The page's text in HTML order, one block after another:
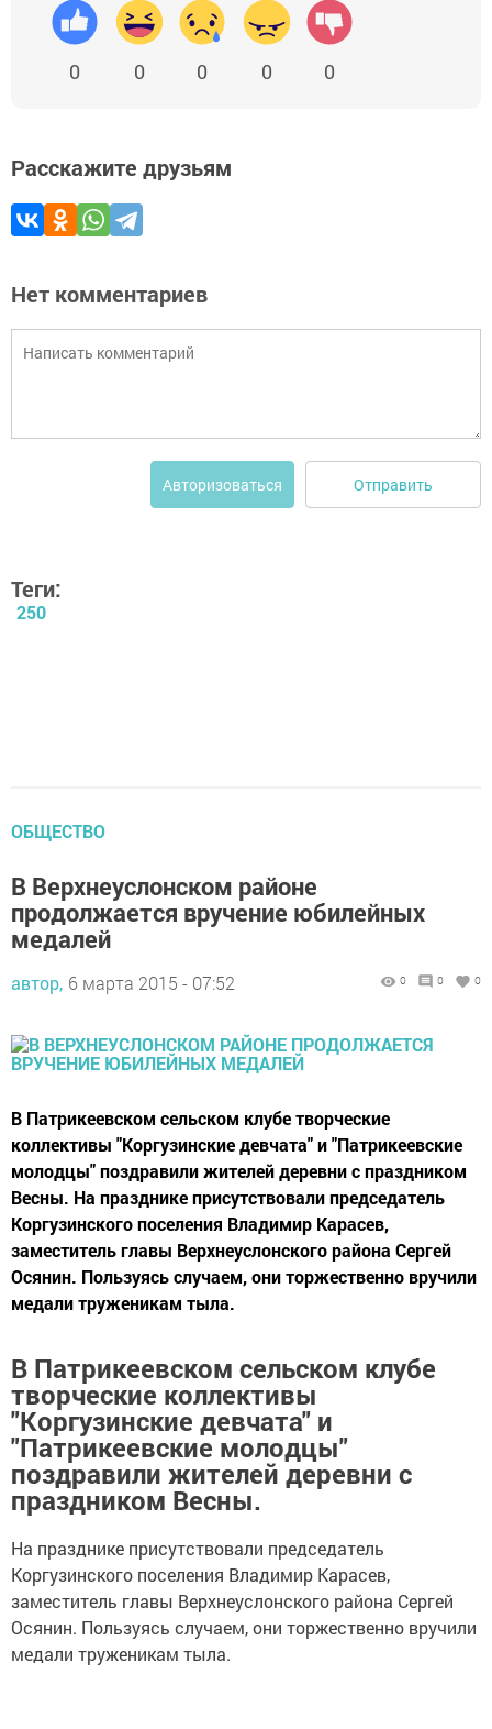
0 0 0 0 0
Расскажите друзьям
Нет комментариев
Авторизоваться Отправить
Теги:
250
ОБЩЕСТВО
В Верхнеуслонском районе
продолжается вручение юбилейных
медалей
автор, 6 марта 2015 - 07:52 0 0 0
В Патрикеевском сельском клубе творческие
коллективы "Коргузинские девчата" и "Патрикеевские
молодцы" поздравили жителей деревни с праздником
Весны. На празднике присутствовали председатель
Коргузинского поселения Владимир Карасев,
заместитель главы Верхнеуслонского района Сергей
Осянин. Пользуясь случаем, они торжественно вручили
медали труженикам тыла.
В Патрикеевском сельском клубе
творческие коллективы
"Коргузинские девчата" и
"Патрикеевские молодцы"
поздравили жителей деревни с
праздником Весны.
На празднике присутствовали председатель
Коргузинского поселения Владимир Карасев,
заместитель главы Верхнеуслонского района Сергей
Осянин. Пользуясь случаем, они торжественно вручили
медали труженикам тыла.